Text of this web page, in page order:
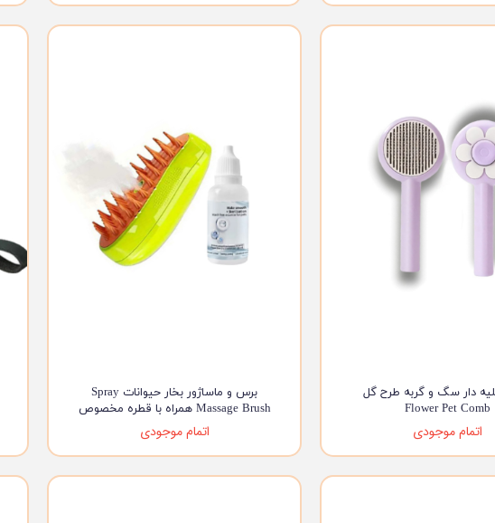
دار سگ و گربه طرح گل
Flower Pet Comb
اتمام موجودی
برس و ماساژور بخار حیوانات Spray
Massage Brush همراه با قطره مخصوص
اتمام موجودی